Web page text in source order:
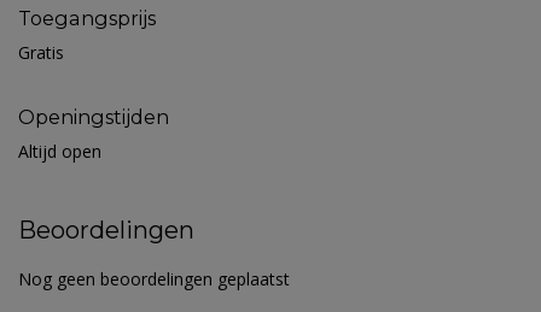
Toegangsprijs
Gratis
Openingstijden
Altijd open
Beoordelingen
Nog geen beoordelingen geplaatst